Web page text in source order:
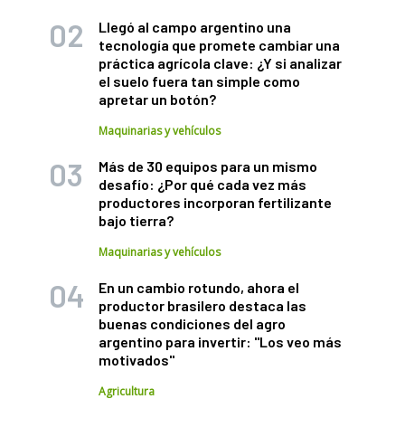
Llegó al campo argentino una
tecnología que promete cambiar una
práctica agrícola clave: ¿Y si analizar
el suelo fuera tan simple como
apretar un botón?
Maquinarias y vehículos
Más de 30 equipos para un mismo
desafío: ¿Por qué cada vez más
productores incorporan fertilizante
bajo tierra?
Maquinarias y vehículos
En un cambio rotundo, ahora el
productor brasilero destaca las
buenas condiciones del agro
argentino para invertir: "Los veo más
motivados"
Agricultura